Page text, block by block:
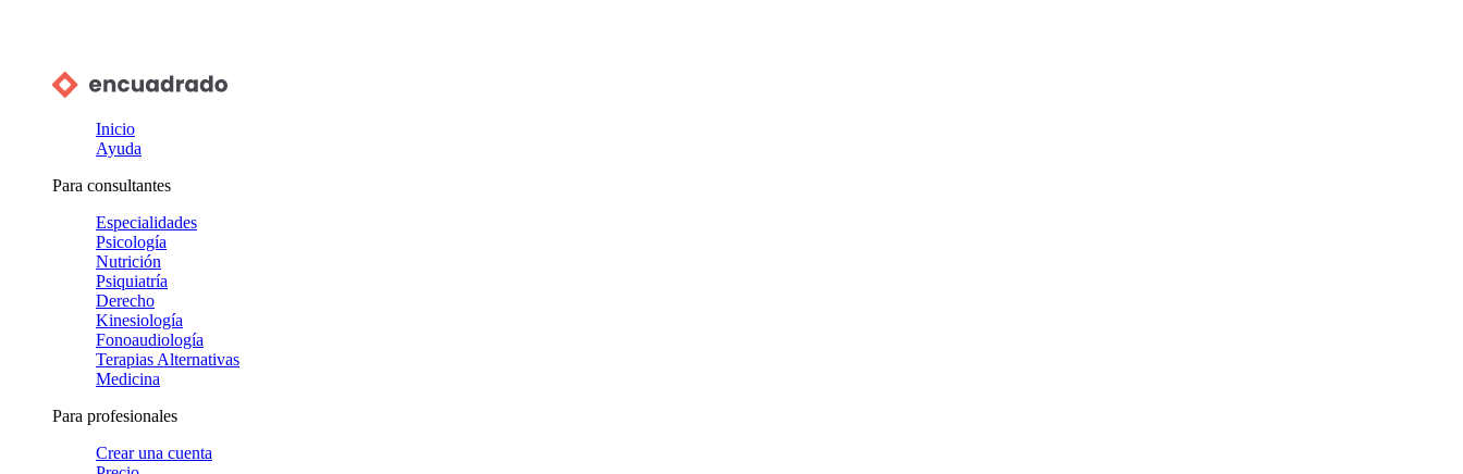
Inicio
Ayuda
Para consultantes
Especialidades
Psicología
Nutrición
Psiquiatría
Derecho
Kinesiología
Fonoaudiología
Terapias Alternativas
Medicina
Para profesionales
Crear una cuenta